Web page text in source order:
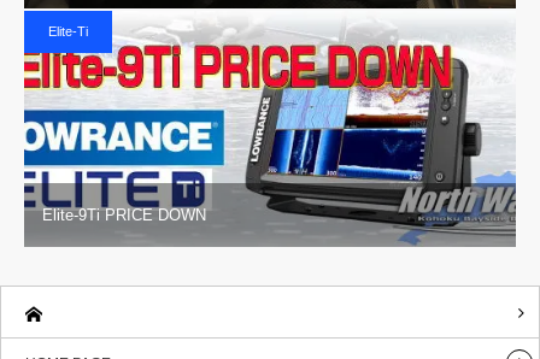
Elite-Ti
Elite-9Ti PRICE DOWN